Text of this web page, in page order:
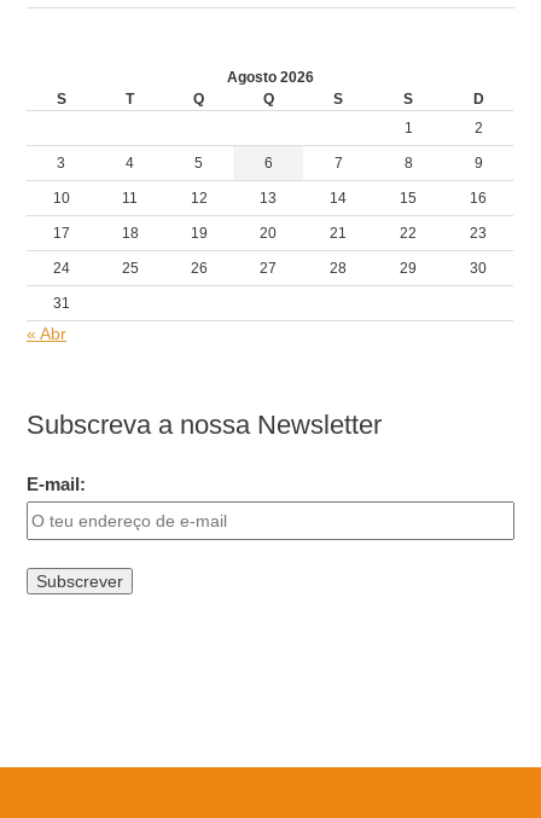
Agosto 2026
S
T Q Q S S
D
1
2
3 4 5 6 7 8 9
10 11 12 13 14 15 16
17 18 19 20 21 22 23
24 25 26 27 28 29 30
31
« Abr
Subscreva a nossa Newsletter
E-mail: